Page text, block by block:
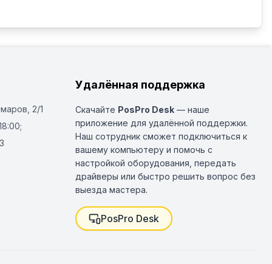
2/1
Удалённая поддержка
Скачайте PosPro Desk — наше
приложение для удалённой поддержки.
Наш сотрудник сможет подключиться к
вашему компьютеру и помочь с
настройкой оборудования, передать
драйверы или быстро решить вопрос без
выезда мастера.
PosPro Desk